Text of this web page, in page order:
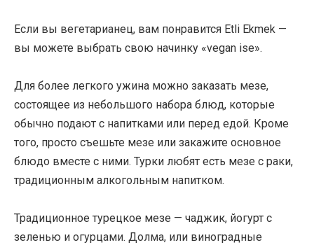
Если вы вегетарианец, вам понравится Etli Ekmek —
вы можете выбрать свою начинку «vegan ise».
Для более легкого ужина можно заказать мезе,
состоящее из небольшого набора блюд, которые
обычно подают с напитками или перед едой. Кроме
того, просто съешьте мезе или закажите основное
блюдо вместе с ними. Турки любят есть мезе с раки,
традиционным алкогольным напитком.
Традиционное турецкое мезе — чаджик, йогурт с
зеленью и огурцами. Долма, или виноградные